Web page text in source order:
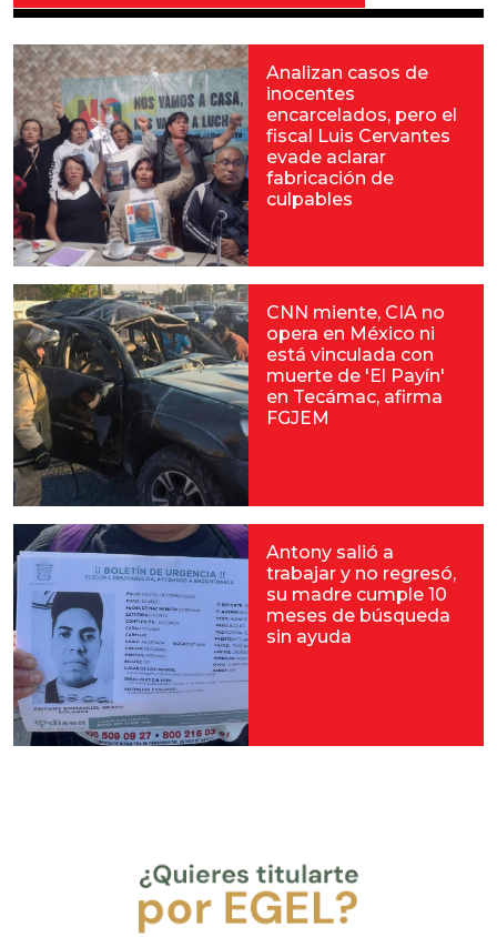
Analizan casos de
inocentes
encarcelados, pero el
fiscal Luis Cervantes
evade aclarar
fabricación de
culpables
CNN miente, CIA no
opera en México ni
está vinculada con
muerte de 'El Payín'
en Tecámac, afirma
FGJEM
Antony salió a
trabajar y no regresó,
su madre cumple 10
meses de búsqueda
sin ayuda